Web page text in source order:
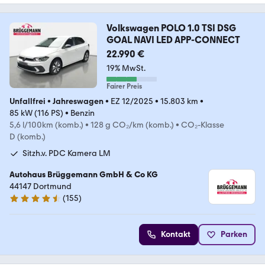
Volkswagen POLO 1.0 TSI DSG
GOAL NAVI LED APP-CONNECT
22.990 €
19% MwSt.
Fairer Preis
Unfallfrei • Jahreswagen• EZ 12/2025 • 15.803 km •
85 kW (116 PS) • Benzin
5,6 l/100km (komb.) • 128 g CO₂/km (komb.) • CO₂-Klasse
D (komb.)
Sitzh.v. PDC Kamera LM
Autohaus Brüggemann GmbH & Co KG
44147 Dortmund
4.7 Sterne
(155)
Kontakt Parken